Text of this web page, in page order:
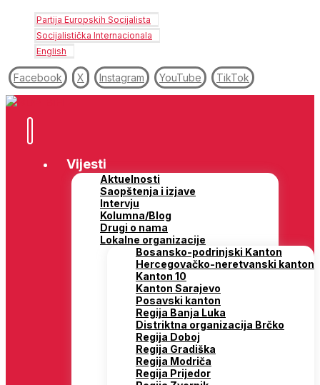
Partija Europskih Socijalista
Socijalistička Internacionala
English
Facebook X Instagram YouTube TikTok
Vijesti
Aktuelnosti
Saopštenja i izjave
Intervju
Kolumna/Blog
Drugi o nama
Lokalne organizacije
Bosansko-podrinjski Kanton
Hercegovačko-neretvanski kanton
Kanton 10
Kanton Sarajevo
Posavski kanton
Regija Banja Luka
Distriktna organizacija Brčko
Regija Doboj
Regija Gradiška
Regija Modriča
Regija Prijedor